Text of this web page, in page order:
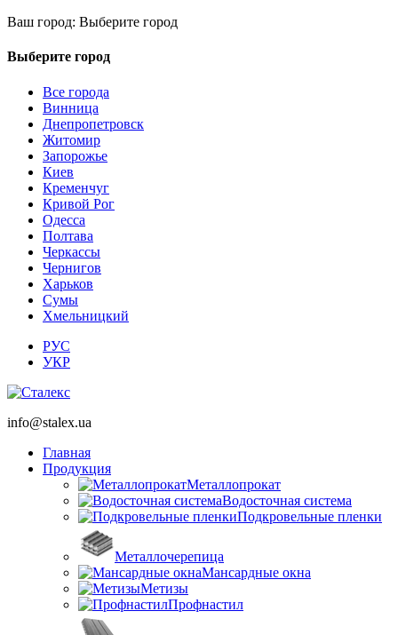
Ваш город: Выберите город
Выберите город
Все города
Винница
Днепропетровск
Житомир
Запорожье
Киев
Кременчуг
Кривой Рог
Одесса
Полтава
Черкассы
Чернигов
Харьков
Сумы
Хмельницкий
РУС
УКР
info@stalex.ua
Главная
Продукция
Металлопрокат
Водосточная система
Подкровельные пленки
Металлочерепица
Мансардные окна
Метизы
Профнастил